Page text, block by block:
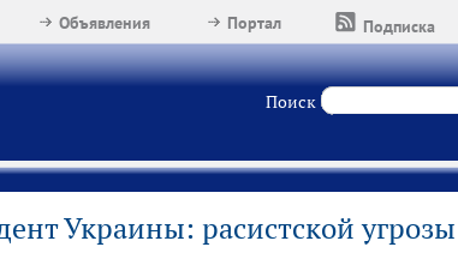
Подписка
Портал
Объявления
Поиск
Украины: расистской